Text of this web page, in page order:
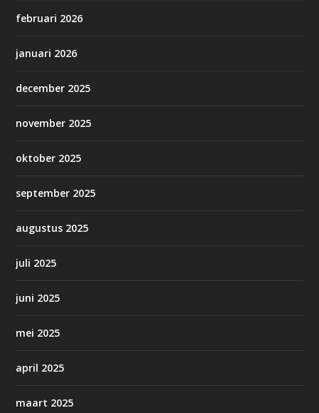
februari 2026
januari 2026
december 2025
november 2025
oktober 2025
september 2025
augustus 2025
juli 2025
juni 2025
mei 2025
april 2025
maart 2025